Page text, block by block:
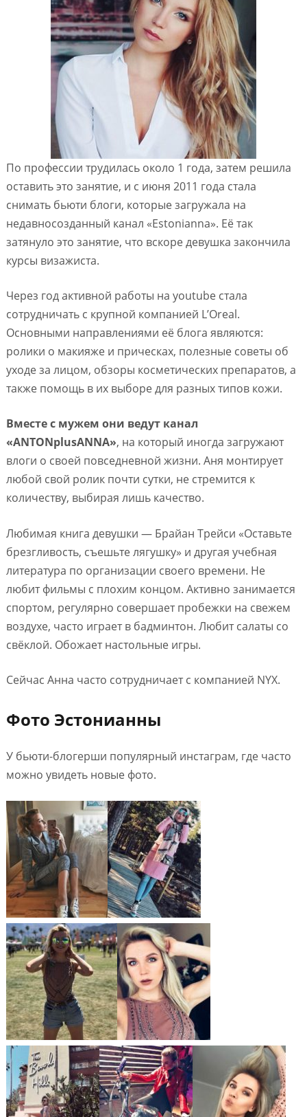
По профессии трудилась около 1 года, затем решила
оставить это занятие, и с июня 2011 года стала
снимать бьюти блоги, которые загружала на
недавносозданный канал «Estonianna». Её так
затянуло это занятие, что вскоре девушка закончила
курсы визажиста.
Через год активной работы на youtube стала
сотрудничать с крупной компанией L’Oreal.
Основными направлениями её блога являются:
ролики о макияже и прическах, полезные советы об
уходе за лицом, обзоры косметических препаратов, а
также помощь в их выборе для разных типов кожи.
Вместе с мужем они ведут канал
«ANTONplusANNA», на который иногда загружают
влоги о своей повседневной жизни. Аня монтирует
любой свой ролик почти сутки, не стремится к
количеству, выбирая лишь качество.
Любимая книга девушки — Брайан Трейси «Оставьте
брезгливость, съешьте лягушку» и другая учебная
литература по организации своего времени. Не
любит фильмы с плохим концом. Активно занимается
спортом, регулярно совершает пробежки на свежем
воздухе, часто играет в бадминтон. Любит салаты со
свёклой. Обожает настольные игры.
Сейчас Анна часто сотрудничает с компанией NYX.
Фото Эстонианны
У бьюти-блогерши популярный инстаграм, где часто
можно увидеть новые фото.